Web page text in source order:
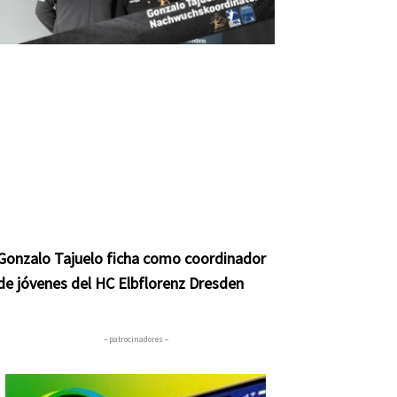
Tajuelo ficha como coordinador
jóvenes del HC Elbflorenz Dresden
– patrocinadores –